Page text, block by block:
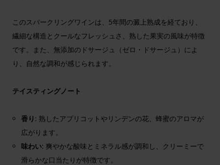
このスパークリングワインは、5年間の澱上熟成を経ており、
繊細な構造とクールなフレッシュさ、熟した果実の風味が特徴
です。また、無添加のドサージュ（ゼロ・ドサージュ）によ
り、自然な調和が感じられます。
テイスティングノート
香り : 熟したアプリコットやリンデンの花、蜂蜜のアロマが
広がります。
味わい: 爽やかな酸味とミネラル感が調和し、クリーミーで
滑らかな口当たりが特徴です。